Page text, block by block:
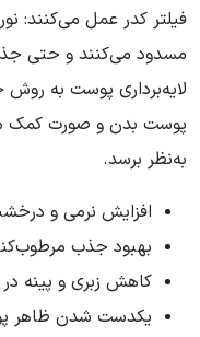
فیلتر کدر عمل می‌کنند:
مسدود می‌کنند و حتی
لایه‌برداری پوست به روش
پوست بدن و صورت کمک
به‌نظر برسد.
افزایش نرمی و
بهبود جذب
کاهش زبری و پینه در
یکدست شدن ظاهر